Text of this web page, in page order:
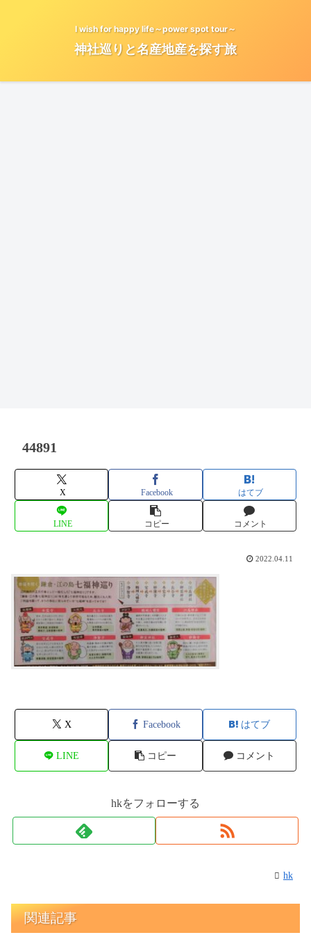
I wish for happy life～power spot tour～
神社巡りと名産地産を探す旅
44891
X Facebook はてブ
LINE コピー コメント
2022.04.11
X Facebook はてブ
LINE コピー コメント
hkをフォローする
hk
関連記事